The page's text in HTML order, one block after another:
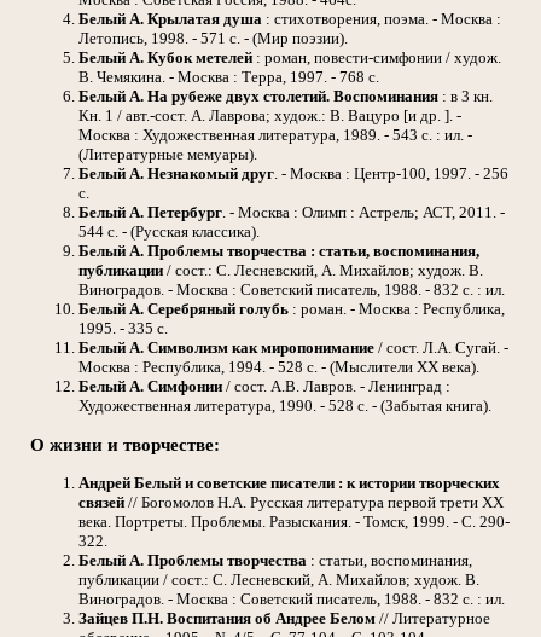
Белый А. Крылатая душа : стихотворения, поэма. - Москва :
Летопись, 1998. - 571 с. - (Мир поэзии).
Белый А. Кубок метелей : роман, повести-симфонии / худож.
В. Чемякина. - Москва : Терра, 1997. - 768 с.
Белый А. На рубеже двух столетий. Воспоминания : в 3 кн.
Кн. 1 / авт.-сост. А. Лаврова; худож.: В. Вацуро [и др. ]. -
Москва : Художественная литература, 1989. - 543 с. : ил. -
(Литературные мемуары).
Белый А. Незнакомый друг . - Москва : Центр-100, 1997. - 256
с.
Белый А. Петербург . - Москва : Олимп : Астрель; АСТ, 2011. -
544 с. - (Русская классика).
Белый А. Проблемы творчества : статьи, воспоминания,
публикации / сост.: С. Лесневский, А. Михайлов; худож. В.
Виноградов. - Москва : Советский писатель, 1988. - 832 с. : ил.
Белый А. Серебряный голубь : роман. - Москва : Республика,
1995. - 335 с.
Белый А. Символизм как миропонимание / сост. Л.А. Сугай. -
Москва : Республика, 1994. - 528 с. - (Мыслители XX века).
Белый А. Симфонии / сост. А.В. Лавров. - Ленинград :
Художественная литература, 1990. - 528 с. - (Забытая книга).
О жизни и творчестве:
Андрей Белый и советские писатели : к истории творческих
связей // Богомолов Н.А. Русская литература первой трети ХХ
века. Портреты. Проблемы. Разыскания. - Томск, 1999. - С. 290-
322.
Белый А. Проблемы творчества : статьи, воспоминания,
публикации / сост.: С. Лесневский, А. Михайлов; худож. В.
Виноградов. - Москва : Советский писатель, 1988. - 832 с. : ил.
Зайцев П.Н. Воспитания об Андрее Белом // Литературное